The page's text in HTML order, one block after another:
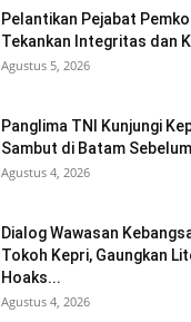
Pelantikan Pejabat
Tekankan Integritas dan
Agustus 5, 2026
Panglima TNI Kunjungi
Sambut di Batam
Agustus 4, 2026
Dialog Wawasan
Tokoh Kepri, Gaungkan
Hoaks...
Agustus 4, 2026